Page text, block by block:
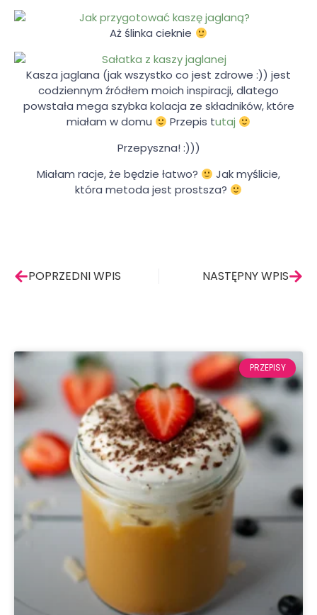
Aż ślinka cieknie
Kasza jaglana (jak wszystko co jest zdrowe :)) jest
codziennym źródłem moich inspiracji, dlatego
powstała mega szybka kolacja ze składników, które
miałam w domu
Przepis tutaj
Przepyszna! :)))
Miałam racje, że będzie łatwo?
Jak myślicie,
która metoda jest prostsza?
POPRZEDNI WPIS NASTĘPNY WPIS
PRZEPISY